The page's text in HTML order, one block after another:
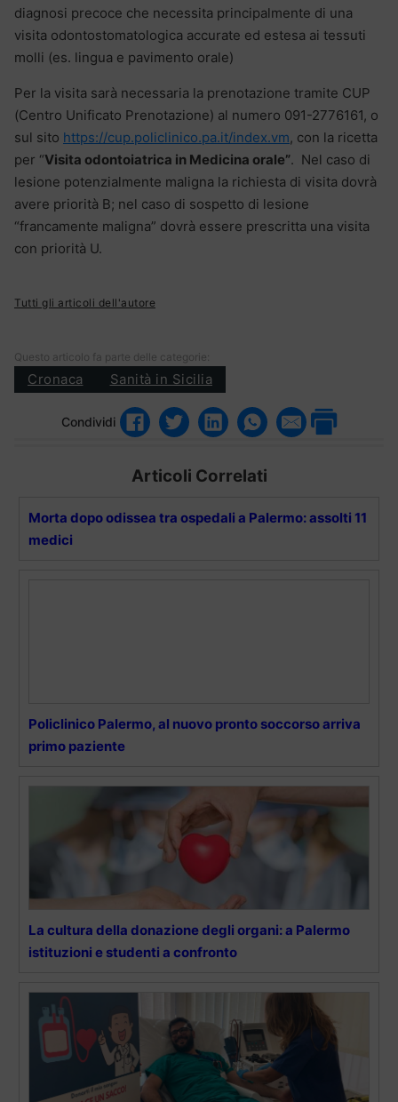
diagnosi precoce che necessita principalmente di una
visita odontostomatologica accurate ed estesa ai tessuti
molli (es. lingua e pavimento orale)
Per la visita sarà necessaria la prenotazione tramite CUP
(Centro Unificato Prenotazione) al numero 091-2776161, o
sul sito https://cup.policlinico.pa.it/index.vm, con la ricetta
per “Visita odontoiatrica in Medicina orale”. Nel caso di
lesione potenzialmente maligna la richiesta di visita dovrà
avere priorità B; nel caso di sospetto di lesione
“francamente maligna” dovrà essere prescritta una visita
con priorità U.
Tutti gli articoli dell'autore
Questo articolo fa parte delle categorie:
Cronaca Sanità in Sicilia
Condividi
Articoli Correlati
Morta dopo odissea tra ospedali a Palermo: assolti 11
medici
Policlinico Palermo, al nuovo pronto soccorso arriva
primo paziente
La cultura della donazione degli organi: a Palermo
istituzioni e studenti a confronto